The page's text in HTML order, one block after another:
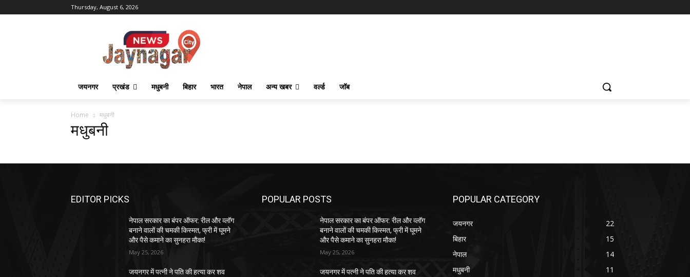
Thursday, August 6, 2026
जयनगर प्रखंड मधुबनी बिहार भारत नेपाल अन्य खबर वर्ल्ड जॉब
Home मधुबनी
मधुबनी
EDITOR PICKS
नेपाल सरकार का बंपर ऑफर: रील और व्लॉग
बनाने वालों की चमकी किस्मत, फ्री में घूमने
और पैसे कमाने का सुनहरा मौका!
May 25, 2026
जयनगर में पत्नी ने पति की हत्या कर शव
POPULAR POSTS
नेपाल सरकार का बंपर ऑफर: रील और व्लॉग
बनाने वालों की चमकी किस्मत, फ्री में घूमने
और पैसे कमाने का सुनहरा मौका!
May 25, 2026
जयनगर में पत्नी ने पति की हत्या कर शव
POPULAR CATEGORY
जयनगर
22
बिहार
15
नेपाल
14
मधुबनी
11